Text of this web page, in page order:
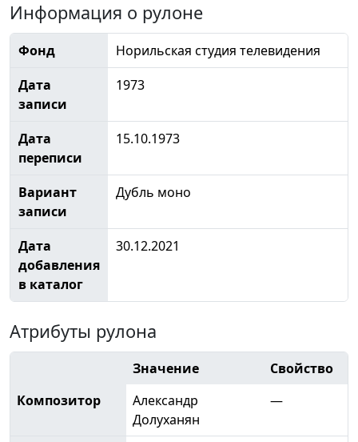
Информация о рулоне
Фонд
Норильская студия телевидения
Дата
записи
1973
Дата
переписи
15.10.1973
Вариант
записи
Дубль моно
Дата
добавления
в каталог
30.12.2021
Атрибуты рулона
Значение
Свойство
Композитор
Александр
Долуханян
—